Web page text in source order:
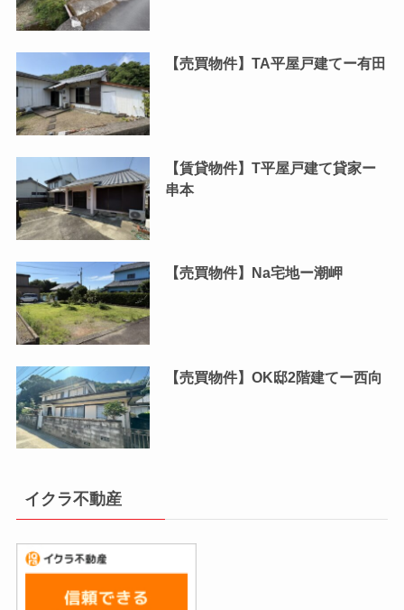
【売買物件】TA平屋戸建てー有田
【賃貸物件】T平屋戸建て貸家ー
串本
【売買物件】Na宅地ー潮岬
【売買物件】OK邸2階建てー西向
イクラ不動産